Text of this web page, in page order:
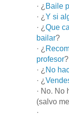
· ¿ Baile
· ¿ Y si
· ¿ Que
bailar?
· ¿
profesor?
· ¿ No
· ¿
· No. No
(salvo
·